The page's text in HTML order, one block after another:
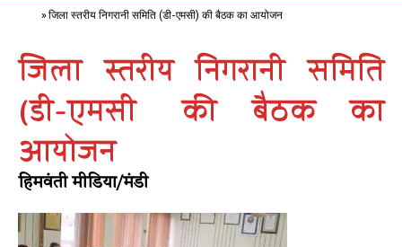
» जिला स्तरीय निगरानी समिति (डी-एमसी) की बैठक का आयोजन
जिला स्तरीय निगरानी समिति
(डी-एमसी) की बैठक का
आयोजन
हिमवंती मीडिया/मंडी